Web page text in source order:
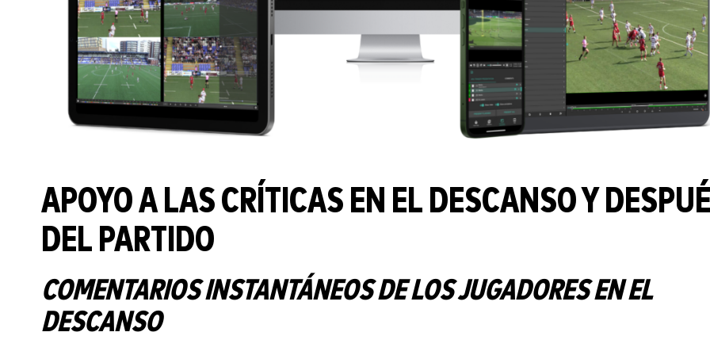
APOYO A LAS CRÍTICAS EN EL DESCANSO Y
DEL PARTIDO
COMENTARIOS INSTANTÁNEOS DE LOS JUGADORES EN EL
DESCANSO